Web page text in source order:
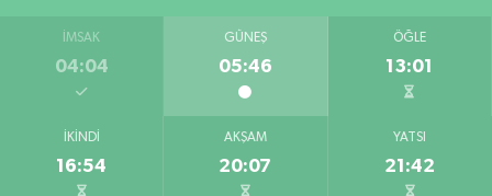
İMSAK
04:04
GÜNEŞ
05:46
ÖĞLE
13:01
İKINDI
16:54
AKŞAM
20:07
YATSI
21:42